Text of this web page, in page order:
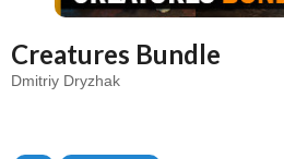
Creatures Bundle
Dmitriy Dryzhak